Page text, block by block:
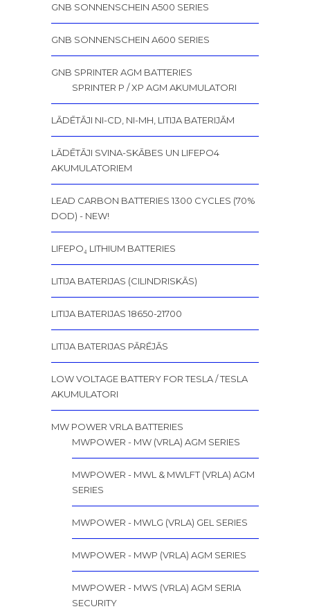
GNB SONNENSCHEIN A500 SERIES
GNB SONNENSCHEIN A600 SERIES
GNB SPRINTER AGM BATTERIES
SPRINTER P / XP AGM AKUMULATORI
LĀDĒTĀJI NI-CD, NI-MH, LITIJA BATERIJĀM
LĀDĒTĀJI SVINA-SKĀBES UN LIFEPO4
AKUMULATORIEM
LEAD CARBON BATTERIES 1300 CYCLES (70%
DOD) - NEW!
LIFEPO₄ LITHIUM BATTERIES
LITIJA BATERIJAS (CILINDRISKĀS)
LITIJA BATERIJAS 18650-21700
LITIJA BATERIJAS PĀRĒJĀS
LOW VOLTAGE BATTERY FOR TESLA / TESLA
AKUMULATORI
MW POWER VRLA BATTERIES
MWPOWER - MW (VRLA) AGM SERIES
MWPOWER - MWL & MWLFT (VRLA) AGM
SERIES
MWPOWER - MWLG (VRLA) GEL SERIES
MWPOWER - MWP (VRLA) AGM SERIES
MWPOWER - MWS (VRLA) AGM SERIA
SECURITY